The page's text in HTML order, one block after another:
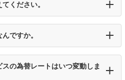
ください。
ですか。
の為替レートはいつ変動しま